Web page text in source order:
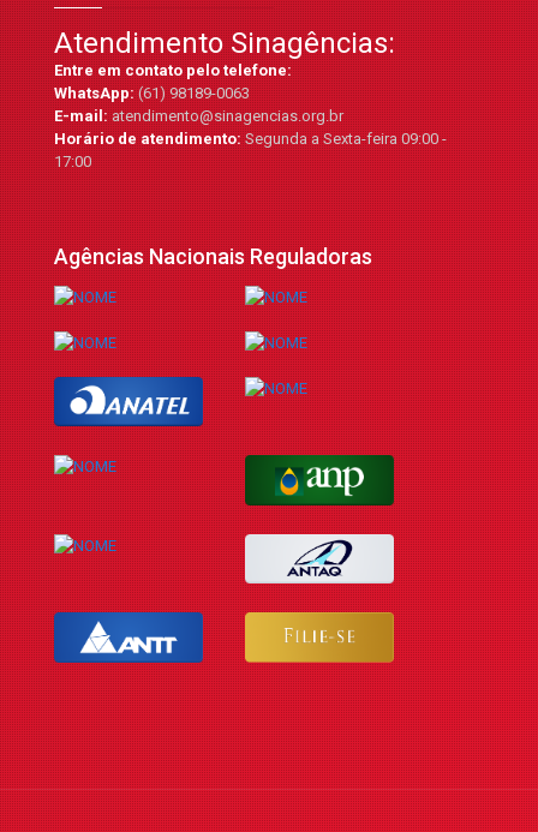
Atendimento Sinagências:
Entre em contato pelo telefone:
WhatsApp:(61) 98189-0063
E-mail:atendimento@sinagencias.org.br
Horário de atendimento:Segunda a Sexta-feira 09:00 -
17:00
Agências Nacionais Reguladoras